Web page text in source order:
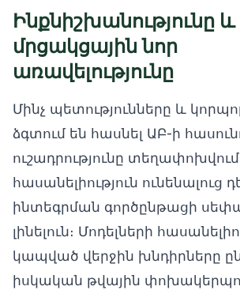
Ինքնիշխանությունը և
մրցակցային նոր
առավելությունը
Մինչ պետությունները և
ձգտում են հասնել ԱԲ-ի
ուշադրությունը
հասանելիություն ունենալուց
ինտեգրման գործընթացի
լինելուն։ Մոդելների
կապված վերջին խնդիրները
իսկական թվային